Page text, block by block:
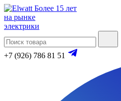
Более 15 лет
на рынке
электрики
+7 (926) 786 81 51